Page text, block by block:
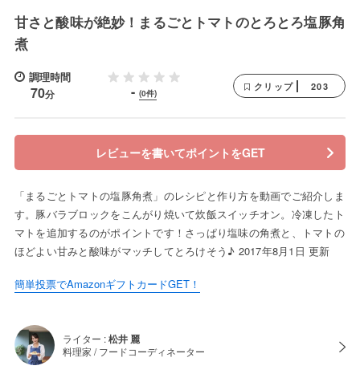
甘さと酸味が絶妙！まるごとトマトのとろとろ塩豚角
煮
調理時間
70分 - (0件)
クリップ 203
レビューを書いてポイントをGET
「まるごとトマトの塩豚角煮」のレシピと作り方を動画でご紹介しま
す。豚バラブロックをこんがり焼いて炊飯スイッチオン。冷凍したト
マトを追加するのがポイントです！さっぱり塩味の角煮と、トマトの
ほどよい甘みと酸味がマッチしてとろけそう♪ 2017年8月1日 更新
簡単投票でAmazonギフトカードGET！
ライター :松井 麗
料理家 / フードコーディネーター